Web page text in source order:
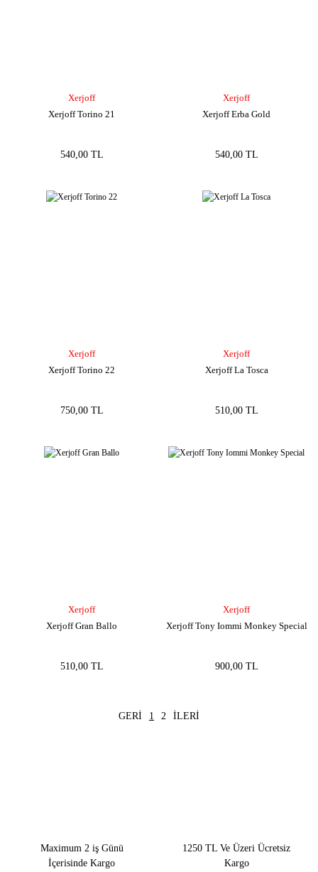
Xerjoff
Xerjoff Torino 21
540,00 TL
Xerjoff
Xerjoff Erba Gold
540,00 TL
Xerjoff
Xerjoff Torino 22
750,00 TL
Xerjoff
Xerjoff La Tosca
510,00 TL
Xerjoff
Xerjoff Gran Ballo
510,00 TL
Xerjoff
Xerjoff Tony Iommi Monkey Special
900,00 TL
1 2
Maximum 2 iş Günü
İçerisinde Kargo
1250 TL Ve Üzeri Ücretsiz
Kargo